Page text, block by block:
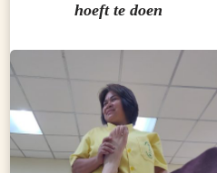
hoeft te doen